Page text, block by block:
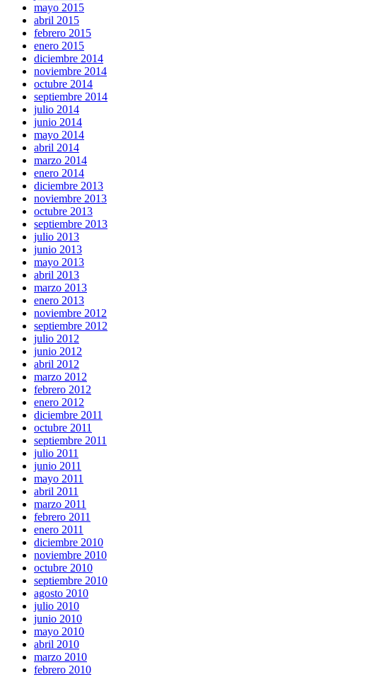
mayo 2015
abril 2015
febrero 2015
enero 2015
diciembre 2014
noviembre 2014
octubre 2014
septiembre 2014
julio 2014
junio 2014
mayo 2014
abril 2014
marzo 2014
enero 2014
diciembre 2013
noviembre 2013
octubre 2013
septiembre 2013
julio 2013
junio 2013
mayo 2013
abril 2013
marzo 2013
enero 2013
noviembre 2012
septiembre 2012
julio 2012
junio 2012
abril 2012
marzo 2012
febrero 2012
enero 2012
diciembre 2011
octubre 2011
septiembre 2011
julio 2011
junio 2011
mayo 2011
abril 2011
marzo 2011
febrero 2011
enero 2011
diciembre 2010
noviembre 2010
octubre 2010
septiembre 2010
agosto 2010
julio 2010
junio 2010
mayo 2010
abril 2010
marzo 2010
febrero 2010